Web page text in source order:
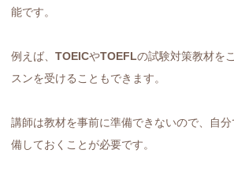
能です。
例えば、 TOEICやTOEFLの試験対策教材を
スンを受けることもできます。
講師は教材を事前に準備できないので、自
備しておくことが必要です。